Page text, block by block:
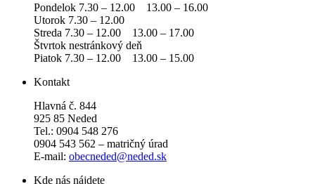
Pondelok 7.30 – 12.00 13.00 – 16.00
Utorok 7.30 – 12.00
Streda 7.30 – 12.00 13.00 – 17.00
Štvrtok nestránkový deň
Piatok 7.30 – 12.00 13.00 – 15.00
Kontakt
Hlavná č. 844
925 85 Neded
Tel.: 0904 548 276
0904 543 562 – matričný úrad
E-mail: obecneded@neded.sk
Kde nás nájdete